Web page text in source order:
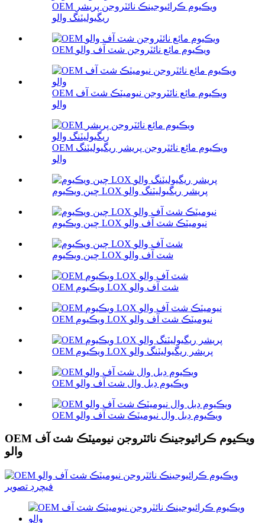
OEM ويڪيوم ڪرائيوجينڪ نائٽروجن پريشر
ريگيوليٽنگ والو
OEM ويڪيوم مائع نائٽروجن شٽ آف والو
OEM ويڪيوم مائع نائٽروجن نيوميٽڪ شٽ آف
والو
OEM ويڪيوم مائع نائٽروجن پريشر ريگيوليٽنگ
والو
چين ويڪيوم LOX پريشر ريگيوليٽنگ والو
چين ويڪيوم LOX نيوميٽڪ شٽ آف والو
چين ويڪيوم LOX شٽ آف والو
OEM ويڪيوم LOX شٽ آف والو
OEM ويڪيوم LOX نيوميٽڪ شٽ آف والو
OEM ويڪيوم LOX پريشر ريگيوليٽنگ والو
OEM ويڪيوم ڊبل وال شٽ آف والو
OEM ويڪيوم ڊبل وال نيوميٽڪ شٽ آف والو
OEM ويڪيوم ڪرائيوجينڪ نائٽروجن نيوميٽڪ شٽ آف
والو